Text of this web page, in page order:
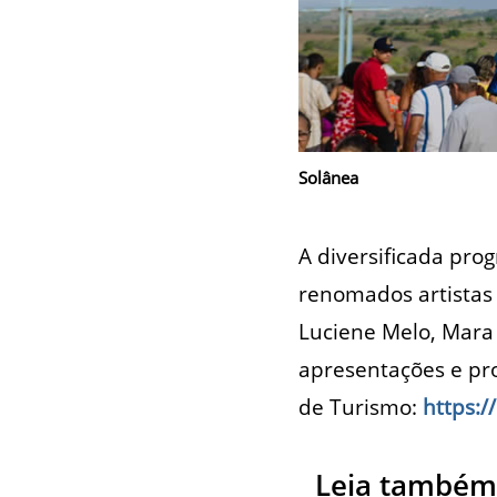
Solânea
A diversificada
renomados artistas
Luciene Melo,
apresentações e
de Turismo:
Leia também